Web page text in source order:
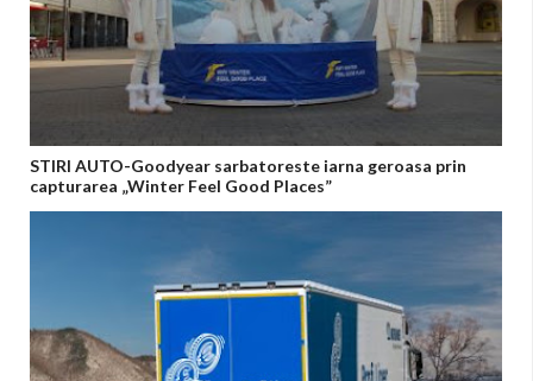
STIRI AUTO-Goodyear sarbatoreste iarna geroasa prin
capturarea „Winter Feel Good Places”